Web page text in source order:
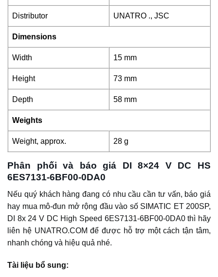
Distributor UNATRO ., JSC
Dimensions
Width 15 mm
Height 73 mm
Depth 58 mm
Weights
Weight, approx. 28 g
Phân phối và báo giá DI 8×24 V DC HS
6ES7131-6BF00-0DA0
Nếu quý khách hàng đang có nhu cầu cần tư vấn, báo giá
hay mua mô-đun mở rộng đầu vào số SIMATIC ET 200SP,
DI 8x 24 V DC High Speed 6ES7131-6BF00-0DA0 thì hãy
liên hệ UNATRO.COM để được hỗ trợ một cách tận tâm,
nhanh chóng và hiệu quả nhé.
Tài liệu bổ sung: